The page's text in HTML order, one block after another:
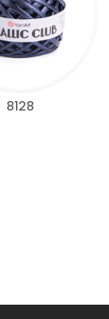
8128